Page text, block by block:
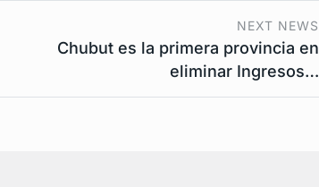
NEXT NEWS
Chubut es la primera provincia en
eliminar Ingresos…